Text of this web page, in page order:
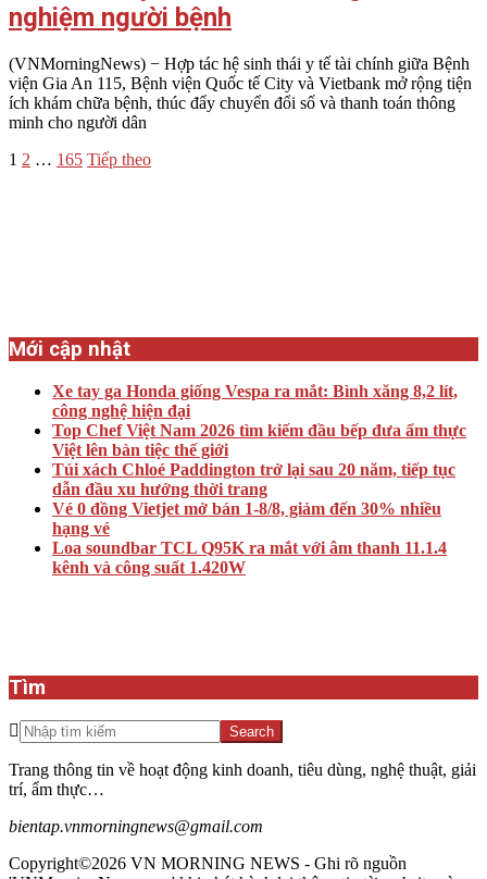
nghiệm người bệnh
2026-
08-
03
(VNMorningNews) − Hợp tác hệ sinh thái y tế tài chính giữa Bệnh
viện Gia An 115, Bệnh viện Quốc tế City và Vietbank mở rộng tiện
ích khám chữa bệnh, thúc đẩy chuyển đổi số và thanh toán thông
minh cho người dân
Điều
1 2 … 165 Tiếp theo
Mới cập nhật
Xe tay ga Honda giống Vespa ra mắt: Bình xăng 8,2 lít,
công nghệ hiện đại
Top Chef Việt Nam 2026 tìm kiếm đầu bếp đưa ẩm thực
Việt lên bàn tiệc thế giới
Túi xách Chloé Paddington trở lại sau 20 năm, tiếp tục
dẫn đầu xu hướng thời trang
Vé 0 đồng Vietjet mở bán 1-8/8, giảm đến 30% nhiều
hạng vé
Loa soundbar TCL Q95K ra mắt với âm thanh 11.1.4
kênh và công suất 1.420W
Tìm
Search
Trang thông tin về hoạt động kinh doanh, tiêu dùng, nghệ thuật, giải
trí, ẩm thực…
bientap.vnmorningnews@gmail.com
Copyright©2026 VN MORNING NEWS - Ghi rõ nguồn